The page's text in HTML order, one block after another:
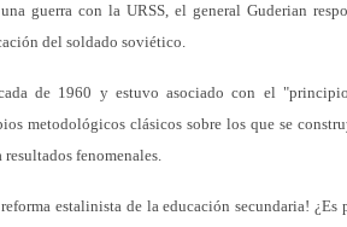
guerra con la URSS, el general Guderian
del soldado soviético.
de 1960 y estuvo asociado con el
metodológicos clásicos sobre los que se
fenomenales.
estalinista de la educación secundaria!